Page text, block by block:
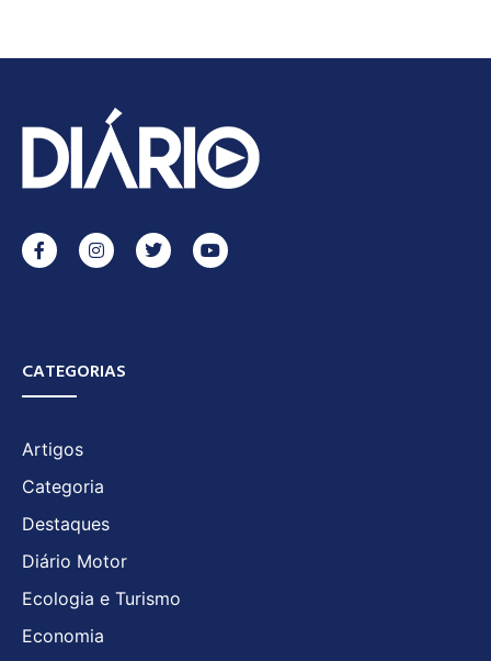
CATEGORIAS
Artigos
Categoria
Destaques
Diário Motor
Ecologia e Turismo
Economia